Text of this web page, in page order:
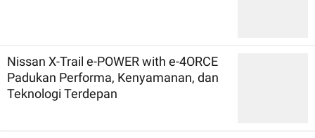
Nissan X-Trail e-POWER with e-4ORCE
Padukan Performa, Kenyamanan, dan
Teknologi Terdepan